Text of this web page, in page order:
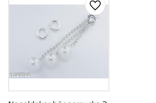
Lägg till i favoriter